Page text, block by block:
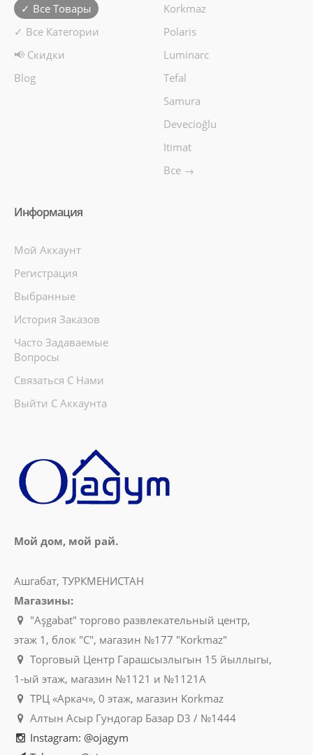
✓ Все Товары
✓ Все Категории
📢 Скидки
Blog
Korkmaz
Polaris
Luminarc
Tefal
Samura
Devecioğlu
Itimat
Все →
Информация
Мой Аккаунт
Регистрация
Выбранные
История Заказов
Часто Задаваемые
Вопросы
Связаться С Нами
Выйти С Аккаунта
Мой дом, мой рай.
Ашгабат, ТУРКМЕНИСТАН
Магазины:
"Aşgabat" торгово развлекательный центр,
этаж 1, блок "C", магазин №177 "Korkmaz"
Торговый Центр Гарашсызлыгын 15 йыллыгы,
1-ый этаж, магазин №1121 и №1121A
ТРЦ «Аркач», 0 этаж, магазин Korkmaz
Алтын Асыр Гундогар Базар D3 / №1444
Instagram: @ojagym